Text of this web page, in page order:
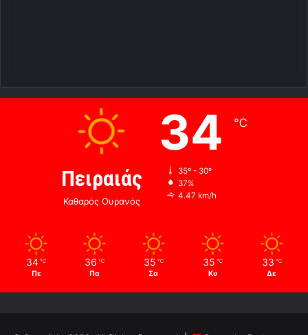
Πειραιάς
Καθαρός Ουρανός
34 ℃
35º - 30º
37%
4.47 km/h
34 ℃
Πε
36 ℃
Πα
35 ℃
Σα
35 ℃
Κυ
33 ℃
Δε